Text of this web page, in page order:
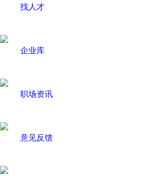
找人才
企业库
职场资讯
意见反馈